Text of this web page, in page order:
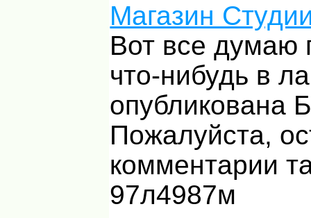
Магазин
Вот все думаю
что-нибудь в
опубликована
Пожалуйста,
комментарии
97л4987м